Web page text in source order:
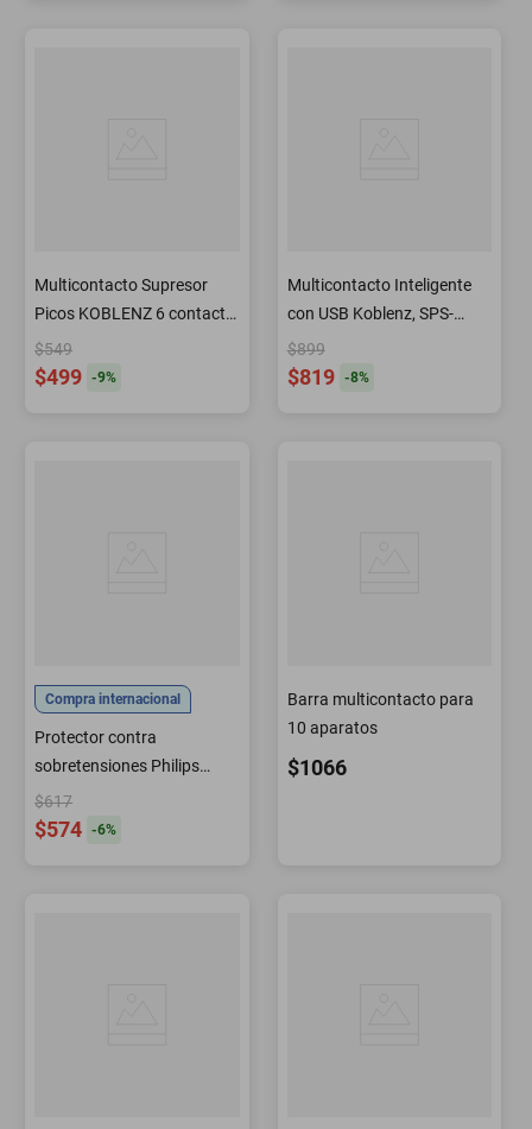
Multicontacto Supresor
Picos KOBLENZ 6 contacto
KIT 2 piezas
$549
$499 -9%
Multicontacto Inteligente
con USB Koblenz, SPS-
4CUSBWIFI 4 Enchufes
Inteligentes end
$899
$819 -8%
Compra internacional
Protector contra
sobretensiones Philips
extensor de 6 salidas
paquete de 2 900J
$617
$574 -6%
Barra multicontacto para
10 aparatos
$1066